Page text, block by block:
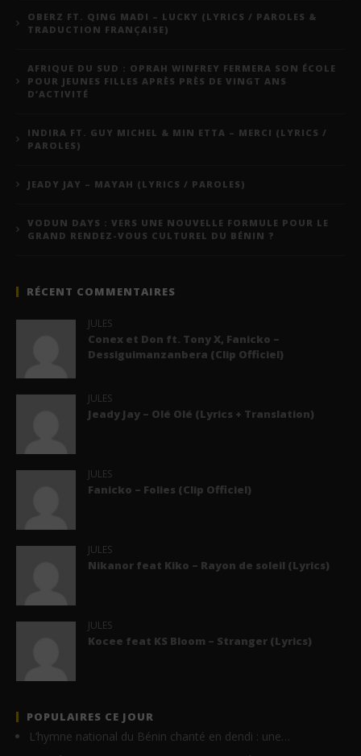
OBERZ FT. QING MADI – LUCKY (LYRICS / PAROLES &
TRADUCTION FRANÇAISE)
AFRIQUE DU SUD : OPRAH WINFREY FERMERA SON ÉCOLE
POUR JEUNES FILLES APRÈS PRÈS DE VINGT ANS
D’ACTIVITÉ
INDIRA FT. GUY MICHEL & MIN ETTA – MERCI (LYRICS /
PAROLES)
JEADY JAY – MAYAH (LYRICS / PAROLES)
VODUN DAYS : VERS UNE NOUVELLE FORMULE POUR LE
GRAND RENDEZ-VOUS CULTUREL DU BÉNIN ?
RÉCENT COMMENTAIRES
JULES
Conex et Don ft. Tony X, Fanicko –
Dessiguimanzanbera (Clip Officiel)
JULES
Jeady Jay – Olé Olé (Lyrics + Translation)
JULES
Fanicko – Folies (Clip Officiel)
JULES
Nikanor feat Kiko – Rayon de soleil (Lyrics)
JULES
Kocee feat KS Bloom – Stranger (Lyrics)
POPULAIRES CE JOUR
L’hymne national du Bénin chanté en dendi : une…